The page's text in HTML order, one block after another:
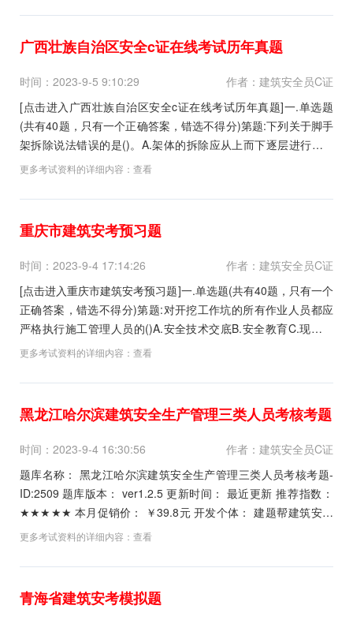
筑信息通，手...
广西壮族自治区安全c证在线考试历年真题
时间：2023-9-5 9:10:29
作者：建筑安全员C证
[点击进入广西壮族自治区安全c证在线考试历年真题]一.单选题
(共有40题，只有一个正确答案，错选不得分)第题:下列关于脚手
架拆除说法错误的是()。A.架体的拆除应从上而下逐层进行。B.
上下层可以同时进行作业。C.同一层构配件和加固杆件必须按先
拆卸该门架时拆除。正确答案:查...
更多考试资料的详细内容： 查看
重庆市建筑安考预习题
时间：2023-9-4 17:14:26
作者：建筑安全员C证
[点击进入重庆市建筑安考预习题]一.单选题(共有40题，只有一个
正确答案，错选不得分)第题:对开挖工作坑的所有作业人员都应
严格执行施工管理人员的()A.安全技术交底B.安全教育C.现场示
范D.逐级布置工作正确答案:查看最佳答案更多最新建筑行业考试
信息通，手机随时随地...
更多考试资料的详细内容： 查看
黑龙江哈尔滨建筑安全生产管理三类人员考核考题
时间：2023-9-4 16:30:56
作者：建筑安全员C证
题库名称： 黑龙江哈尔滨建筑安全生产管理三类人员考核考题-
ID:2509 题库版本： ver1.2.5 更新时间： 最近更新 推荐指数：
★★★★★ 本月促销价： ￥39.8元 开发个体： 建题帮建筑安全
更多考试资料的详细内容： 查看
青海省建筑安考模拟题